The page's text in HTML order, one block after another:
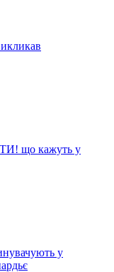
що кажуть у
у